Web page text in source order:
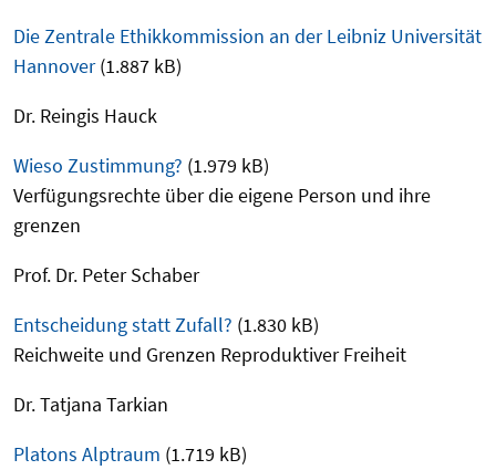
Die Zentrale Ethikkommission an der Leibniz Universität
Hannover (1.887 kB)
Dr. Reingis Hauck
Wieso Zustimmung? (1.979 kB)
Verfügungsrechte über die eigene Person und ihre
grenzen
Prof. Dr. Peter Schaber
Entscheidung statt Zufall? (1.830 kB)
Reichweite und Grenzen Reproduktiver Freiheit
Dr. Tatjana Tarkian
Platons Alptraum (1.719 kB)